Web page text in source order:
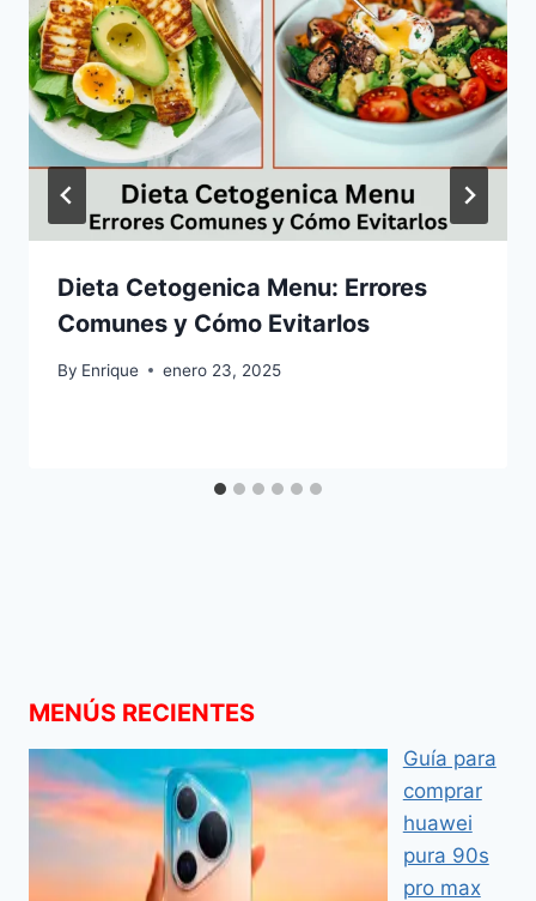
Dieta Cetogenica Menu: Errores
Comunes y Cómo Evitarlos
By Enrique enero 23, 2025
MENÚS RECIENTES
Guía para
comprar
huawei
pura 90s
pro max